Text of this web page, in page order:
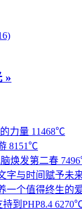
»
力量 11468℃
8151℃
焕发第二春
字与时间赋予未
一个值得终生的
持到PHP8.4